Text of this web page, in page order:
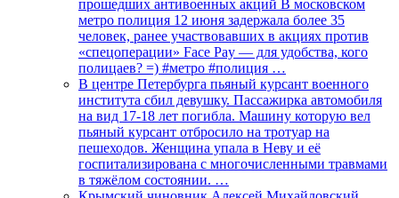
прошедших антивоенных акций В московском
метро полиция 12 июня задержала более 35
человек, ранее участвовавших в акциях против
«спецоперации» Face Pay — для удобства, кого
полицаев? =) #метро #полиция …
В центре Петербурга пьяный курсант военного
института сбил девушку. Пассажирка автомобиля
на вид 17-18 лет погибла. Машину которую вел
пьяный курсант отбросило на тротуар на
пешеходов. Женщина упала в Неву и её
госпитализирована с многочисленными травмами
в тяжёлом состоянии. …